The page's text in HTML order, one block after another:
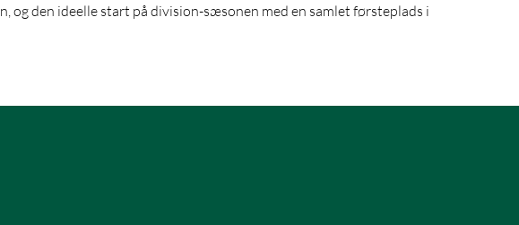
og den ideelle start på division-sæsonen med en samlet førsteplads i